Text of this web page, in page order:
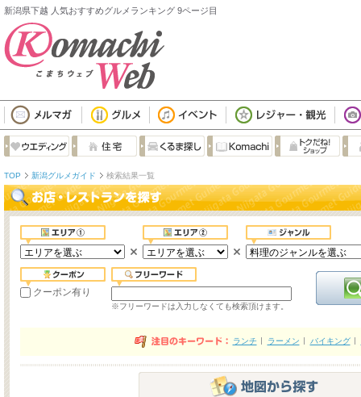
新潟県下越 人気おすすめグルメランキング 9ページ目
TOP 新潟グルメガイド 検索結果一覧
クーポン有り
※フリーワードは入力しなくても検索頂けます。
ランチ ラーメン バイキング